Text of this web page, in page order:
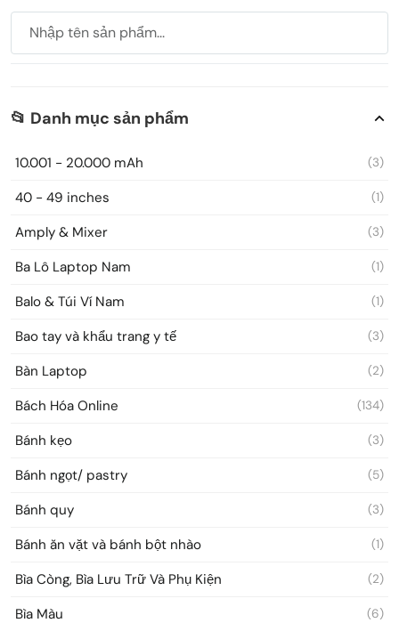
📂 Danh mục sản phẩm
10.001 - 20.000 mAh (3)
40 - 49 inches (1)
Amply & Mixer (3)
Ba Lô Laptop Nam (1)
Balo & Túi Ví Nam (1)
Bao tay và khẩu trang y tế (3)
Bàn Laptop (2)
Bách Hóa Online (134)
Bánh kẹo (3)
Bánh ngọt/ pastry (5)
Bánh quy (3)
Bánh ăn vặt và bánh bột nhào (1)
Bìa Còng, Bìa Lưu Trữ Và Phụ Kiện (2)
Bìa Màu (6)